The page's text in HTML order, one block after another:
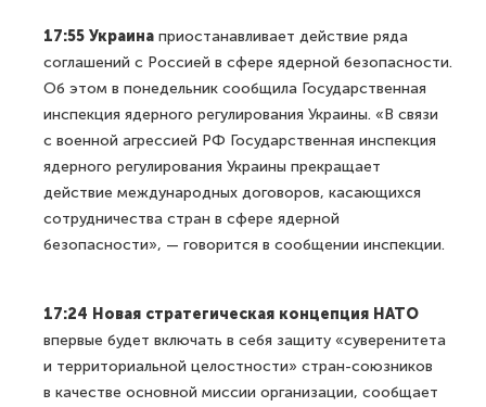
17:55 Украина приостанавливает действие ряда
соглашений с Россией в сфере ядерной безопасности.
Об этом в понедельник сообщила Государственная
инспекция ядерного регулирования Украины. «В связи
с военной агрессией РФ Государственная инспекция
ядерного регулирования Украины прекращает
действие международных договоров, касающихся
сотрудничества стран в сфере ядерной
безопасности», — говорится в сообщении инспекции.
17:24 Новая стратегическая концепция НАТО
впервые будет включать в себя защиту «суверенитета
и территориальной целостности» стран-союзников
в качестве основной миссии организации, сообщает